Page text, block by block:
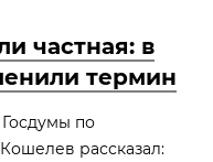
частная: в
термин
по
рассказал: